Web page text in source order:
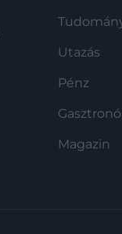
Utazás
Pénz
Magazin